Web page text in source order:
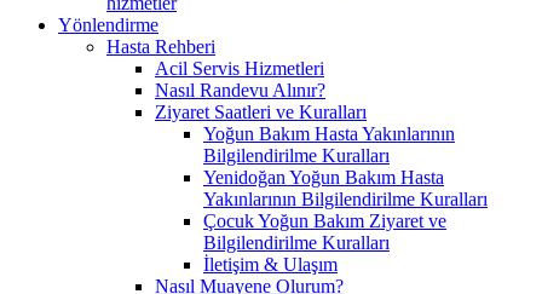
Yönlendirme
Hasta Rehberi
Acil Servis Hizmetleri
Nasıl Randevu Alınır?
Ziyaret Saatleri ve Kuralları
Yoğun Bakım Hasta Yakınlarının
Bilgilendirilme Kuralları
Yenidoğan Yoğun Bakım Hasta
Yakınlarının Bilgilendirilme Kuralları
Çocuk Yoğun Bakım Ziyaret ve
Bilgilendirilme Kuralları
İletişim & Ulaşım
Nasıl Muayene Olurum?